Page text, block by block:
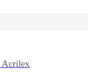
Acrilex